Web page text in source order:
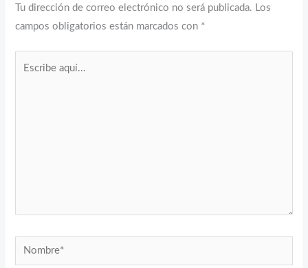
Tu dirección de correo electrónico no será publicada. Los
campos obligatorios están marcados con *
Nombre*